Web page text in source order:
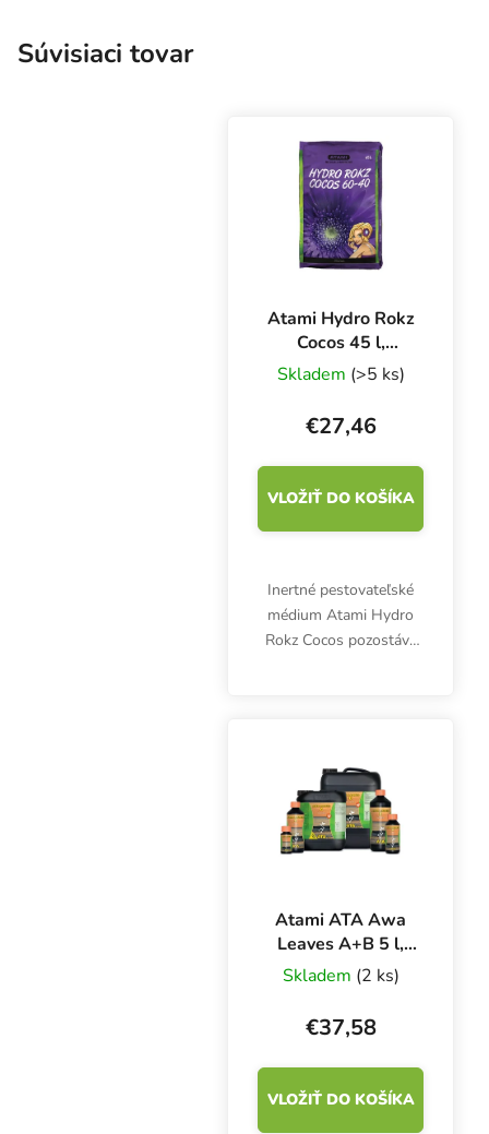
Súvisiaci tovar
Atami Hydro Rokz
Cocos 45 l,
kokosový substrát
s keramzitom
Skladem (>5 ks)
€27,46
VLOŽIŤ DO KOŠÍKA
Inertné pestovateľské
médium Atami Hydro
Rokz Cocos pozostáva
odvodnené médium na
hydroponické
pestovanie.
Atami ATA Awa
Leaves A+B 5 l,
základné hnojivo
pre rast
Skladem (2 ks)
€37,58
VLOŽIŤ DO KOŠÍKA